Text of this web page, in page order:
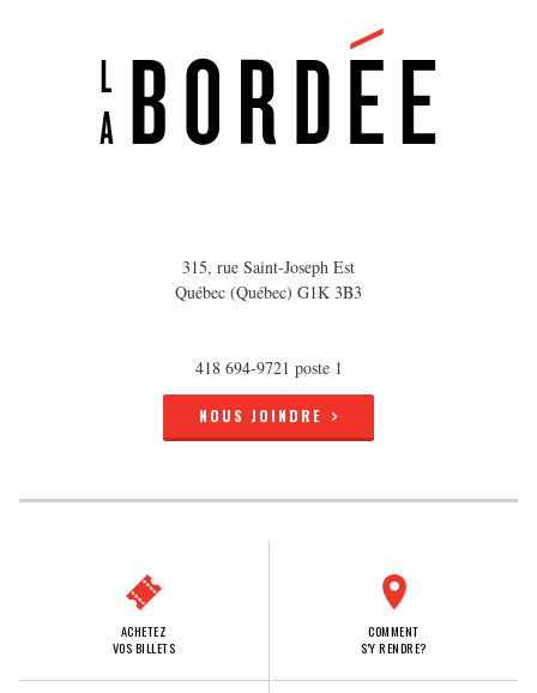
315, rue Saint-Joseph Est
Québec (Québec) G1K 3B3
418 694-9721 poste 1
NOUS JOINDRE
ACHETEZ
VOS BILLETS
COMMENT
S'Y RENDRE?